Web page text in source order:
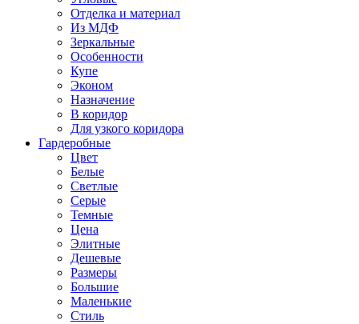
Отделка и материал
Из МДФ
Зеркальные
Особенности
Купе
Эконом
Назначение
В коридор
Для узкого коридора
Гардеробные
Цвет
Белые
Светлые
Серые
Темные
Цена
Элитные
Дешевые
Размеры
Большие
Маленькие
Стиль